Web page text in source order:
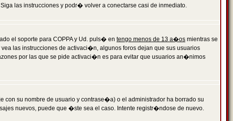
Siga las instrucciones y podr� volver a conectarse casi de inmediato.
el soporte para COPPA y Ud. puls� en tengo menos de 13 a�os mientras se
las instrucciones de activaci�n, algunos foros dejan que sus usuarios
por las que se pide activaci�n es para evitar que usuarios an�nimos
su nombre de usuario y contrase�a) o el administrador ha borrado su
nuevos, puede que �ste sea el caso. Intente registr�ndose de nuevo.